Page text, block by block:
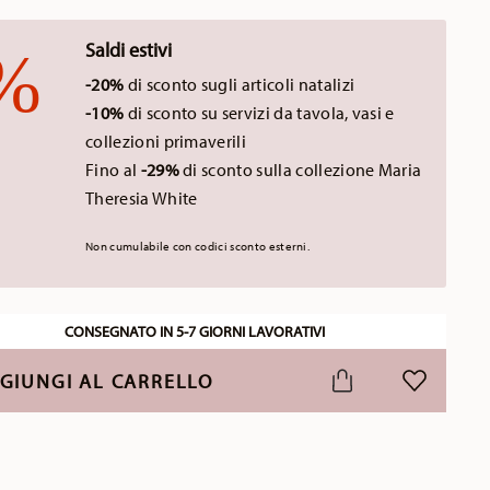
Saldi estivi
-20% di sconto sugli articoli natalizi
-10% di sconto su servizi da tavola, vasi e
collezioni primaverili
Fino al -29%di sconto sulla collezione Maria
Theresia White
Non cumulabile con codici sconto esterni.
CONSEGNATO IN 5-7 GIORNI LAVORATIVI
AL CARRELLO LISTA